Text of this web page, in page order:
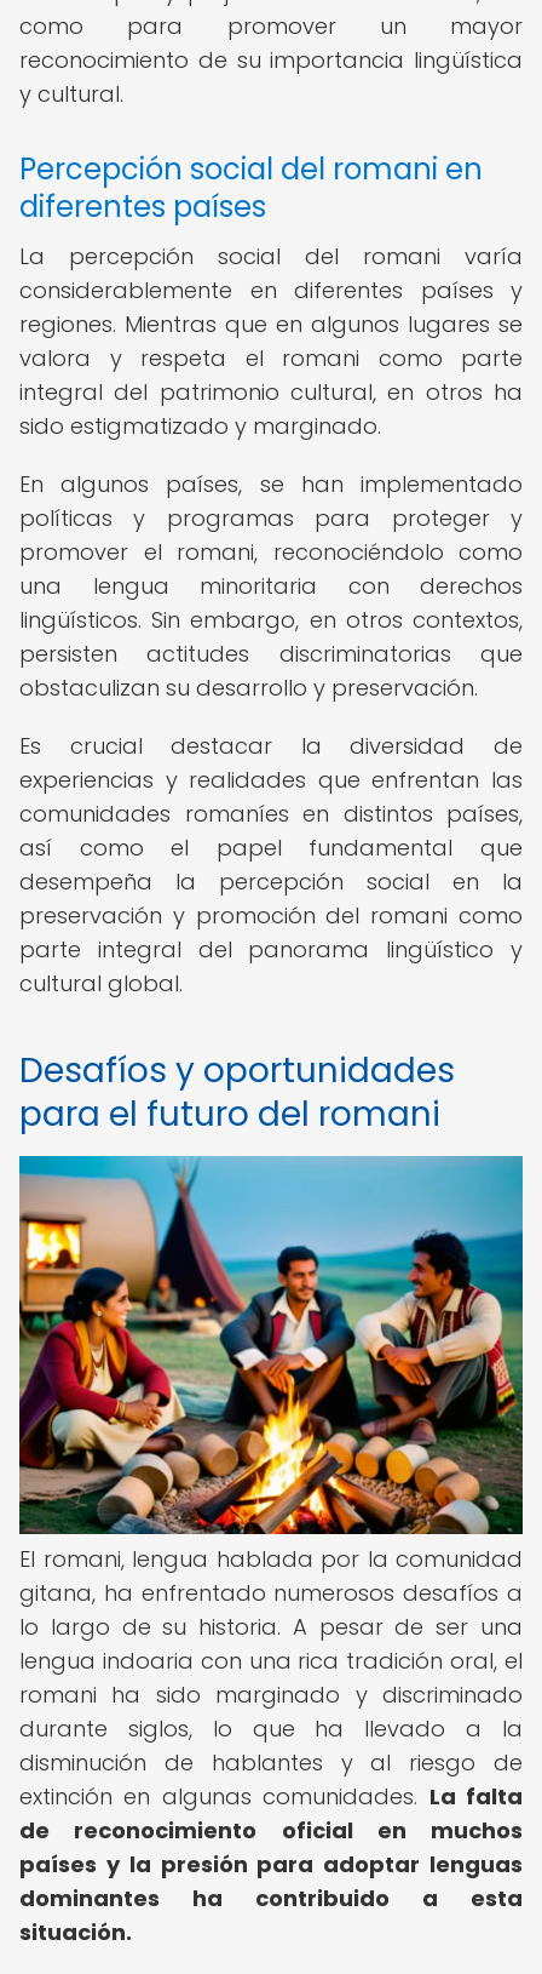
como para promover un mayor
reconocimiento de su importancia lingüística
y cultural.
Percepción social del romani en
diferentes países
La percepción social del romani varía
considerablemente en diferentes países y
regiones. Mientras que en algunos lugares se
valora y respeta el romani como parte
integral del patrimonio cultural, en otros ha
sido estigmatizado y marginado.
En algunos países, se han implementado
políticas y programas para proteger y
promover el romani, reconociéndolo como
una lengua minoritaria con derechos
lingüísticos. Sin embargo, en otros contextos,
persisten actitudes discriminatorias que
obstaculizan su desarrollo y preservación.
Es crucial destacar la diversidad de
experiencias y realidades que enfrentan las
comunidades romaníes en distintos países,
así como el papel fundamental que
desempeña la percepción social en la
preservación y promoción del romani como
parte integral del panorama lingüístico y
cultural global.
Desafíos y oportunidades
para el futuro del romani
El romani, lengua hablada por la comunidad
gitana, ha enfrentado numerosos desafíos a
lo largo de su historia. A pesar de ser una
lengua indoaria con una rica tradición oral, el
romani ha sido marginado y discriminado
durante siglos, lo que ha llevado a la
disminución de hablantes y al riesgo de
extinción en algunas comunidades. La falta
de reconocimiento oficial en muchos
países y la presión para adoptar lenguas
dominantes ha contribuido a esta
situación.